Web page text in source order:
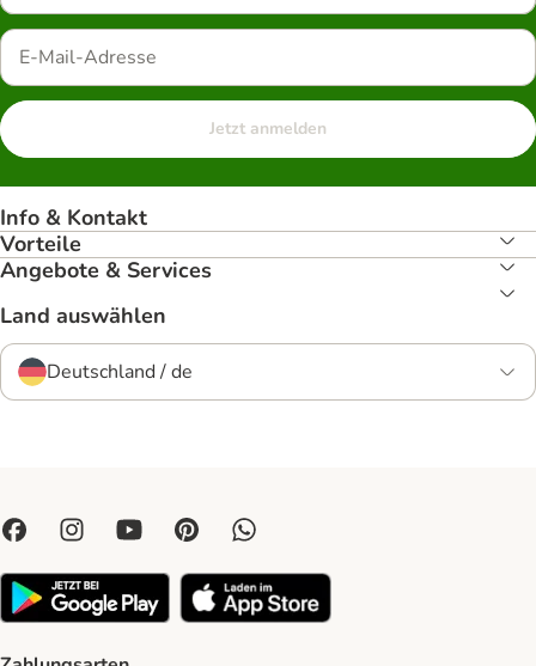
Jetzt anmelden
Info & Kontakt
Vorteile
Angebote & Services
Land auswählen
Deutschland / de